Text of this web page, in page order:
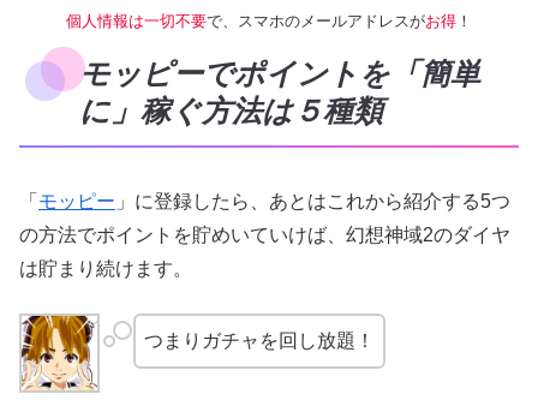
個人情報は一切不要で、スマホのメールアドレスがお得 ！
モッピーでポイントを「簡単
に」稼ぐ方法は５種類
「 モッピー 」に登録したら、あとはこれから紹介する5つ
の方法でポイントを貯めいていけば、幻想神域2のダイヤ
は貯まり続けます。
つまりガチャを回し放題！